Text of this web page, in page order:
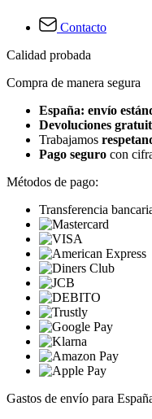
Contacto
Calidad probada
Compra de manera segura
España: envío
Devoluciones
Trabajamos
Pago seguro con
Métodos de pago:
Transferencia
Gastos de envío para